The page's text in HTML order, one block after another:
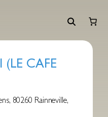
CAFE
, 80260 Rainneville,